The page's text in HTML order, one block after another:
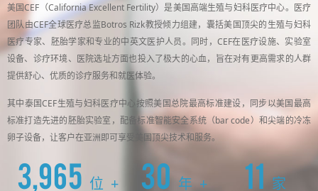
美国CEF（California Excellent Fertility）是美国高端生殖与妇科医疗中心。医疗
团队由CEF全球医疗总监Botros Rizk教授倾力组建，囊括美国顶尖的生殖与妇科
医疗专家、胚胎学家和专业的中英文医护人员。同时，CEF在医疗设施、实验室
设备、诊疗环境、医院选址方面也投入了极大的心血，旨在对有更高需求的人群
提供舒心、优质的诊疗服务和就医体验。
其中泰国CEF生殖与妇科医疗中心按照美国总院最高标准建设，同步以美国最高
标准打造先进的胚胎实验室，配备标准智能安全系统（bar code）和尖端的冷冻
卵子设备，让客户在亚洲即可享受美国顶尖技术和服务。
3,998 位 + 30 年 + 11 家